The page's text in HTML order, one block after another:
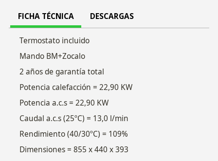
FICHA TÉCNICA DESCARGAS
Termostato incluido
Mando BM+Zocalo
2 años de garantía total
Potencia calefacción = 22,90 KW
Potencia a.c.s = 22,90 KW
Caudal a.c.s (25ºC) = 13,0 l/min
Rendimiento (40/30ºC) = 109%
Dimensiones = 855 x 440 x 393